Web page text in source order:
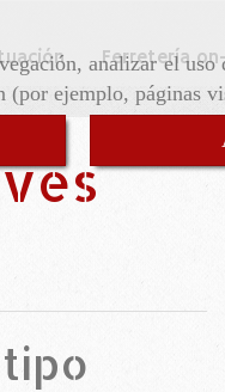
analizar el
(por ejemplo, páginas
Ferretería